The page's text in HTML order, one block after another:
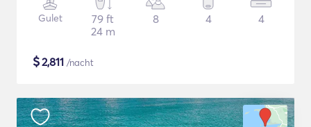
Gulet
79 ft
24 m
8 4 4
$2,811 /nacht